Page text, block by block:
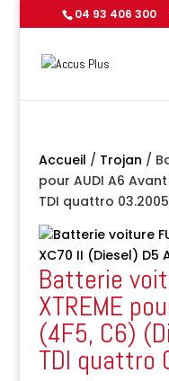
04 93 406 300
Accueil / Trojan /
pour AUDI A6
TDI quattro 03.2005
Batterie
XTREME
(4F5, C6)
TDI quattro